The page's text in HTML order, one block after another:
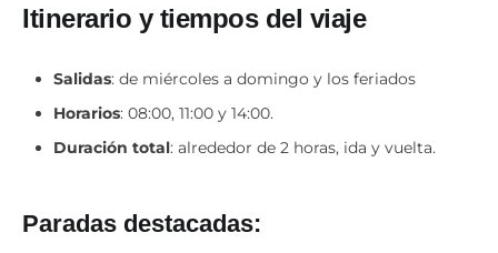
Itinerario y tiempos del viaje
Salidas: de miércoles a domingo y los feriados
Horarios: 08:00, 11:00 y 14:00.
Duración total: alrededor de 2 horas, ida y vuelta.
Paradas destacadas: